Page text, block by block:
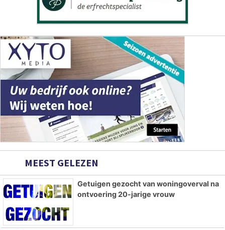
MEEST GELEZEN
Getuigen gezocht van woningoverval na
ontvoering 20-jarige vrouw